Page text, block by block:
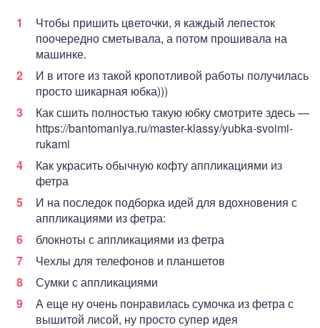
Чтобы пришить цветочки, я каждый лепесток
поочередно сметывала, а потом прошивала на
машинке.
И в итоге из такой кропотливой работы получилась
просто шикарная юбка)))
Как сшить полностью такую юбку смотрите здесь —
https://bantomaniya.ru/master-klassy/yubka-svoimi-
rukami
Как украсить обычную кофту аппликациями из
фетра
И на последок подборка идей для вдохновения с
аппликациями из фетра:
блокноты с аппликациями из фетра
Чехлы для телефонов и планшетов
Сумки с аппликациями
А еще ну очень понравилась сумочка из фетра с
вышитой лисой, ну просто супер идея